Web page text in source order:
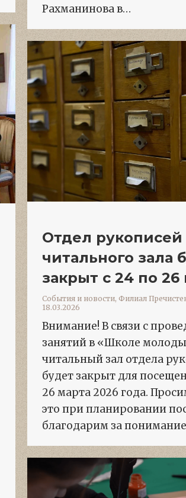
Рахманинова в…
Отдел рукописей
читального зала
закрыт с 24 по 26
События и новости, Филиал
18.03.2026
Внимание! В связи с
занятий в «Школе
читальный зал отдела
будет закрыт для
26 марта 2026 года.
это при планировании
благодарим за